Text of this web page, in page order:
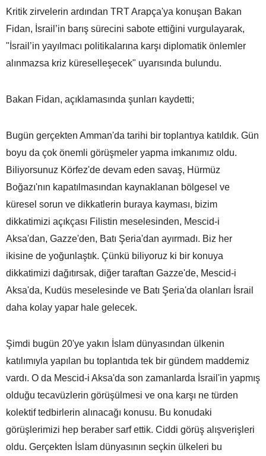
Kritik zirvelerin ardından TRT Arapça'ya konuşan Bakan
Fidan, İsrail’in barış sürecini sabote ettiğini vurgulayarak,
"İsrail’in yayılmacı politikalarına karşı diplomatik önlemler
alınmazsa kriz küreselleşecek" uyarısında bulundu.
Bakan Fidan, açıklamasında şunları kaydetti;
Bugün gerçekten Amman'da tarihi bir toplantıya katıldık. Gün
boyu da çok önemli görüşmeler yapma imkanımız oldu.
Biliyorsunuz Körfez'de devam eden savaş, Hürmüz
Boğazı'nın kapatılmasından kaynaklanan bölgesel ve
küresel sorun ve dikkatlerin buraya kayması, bizim
dikkatimizi açıkçası Filistin meselesinden, Mescid-i
Aksa'dan, Gazze'den, Batı Şeria'dan ayırmadı. Biz her
ikisine de yoğunlaştık. Çünkü biliyoruz ki bir konuya
dikkatimizi dağıtırsak, diğer taraftan Gazze'de, Mescid-i
Aksa'da, Kudüs meselesinde ve Batı Şeria'da olanları İsrail
daha kolay yapar hale gelecek.
Şimdi bugün 20'ye yakın İslam dünyasından ülkenin
katılımıyla yapılan bu toplantıda tek bir gündem maddemiz
vardı. O da Mescid-i Aksa'da son zamanlarda İsrail'in yapmış
olduğu tecavüzlerin görüşülmesi ve ona karşı ne türden
kolektif tedbirlerin alınacağı konusu. Bu konudaki
görüşlerimizi hep beraber sarf ettik. Ciddi görüş alışverişleri
oldu. Gerçekten İslam dünyasının seçkin ülkeleri bu